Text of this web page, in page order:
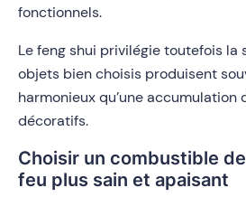
fonctionnels.
Le feng shui privilégie toutefois la
objets bien choisis produisent
harmonieux qu’une accumulation
décoratifs.
Choisir un combustible
feu plus sain et apaisant